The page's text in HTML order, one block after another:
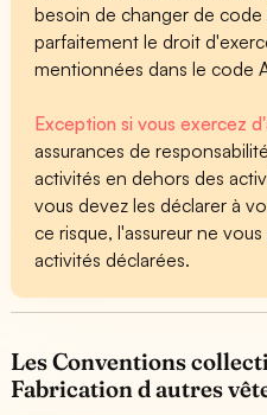
besoin de changer de code
parfaitement le droit
mentionnées dans le code
Exception si vous exercez
assurances de
activités en dehors des
vous devez les déclarer à
ce risque, l'assureur ne
activités déclarées.
Les Conventions
Fabrication d autres